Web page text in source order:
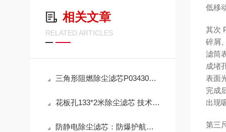
相关文章
RELATED ARTICLES
三角形阻燃除尘滤芯P034303 工作原理
花板孔133*2米除尘滤芯 技术参数
防静电除尘滤芯：防爆护航，高效除尘，守护高危工况安全
低移
其次
碎屑
滤筒
成堵
表面
完成
出现
第三